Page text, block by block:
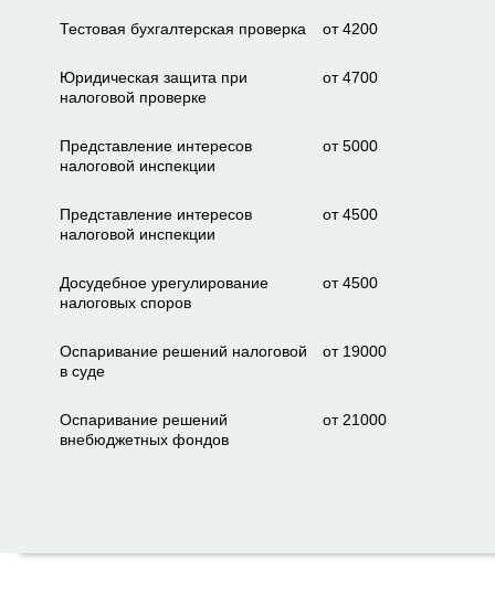
Тестовая бухгалтерская проверка от 4200
Юридическая защита при
налоговой проверке
от 4700
Представление интересов
налоговой инспекции
от 5000
Представление интересов
налоговой инспекции
от 4500
Досудебное урегулирование
налоговых споров
от 4500
Оспаривание решений налоговой
в суде
от 19000
Оспаривание решений
внебюджетных фондов
от 21000